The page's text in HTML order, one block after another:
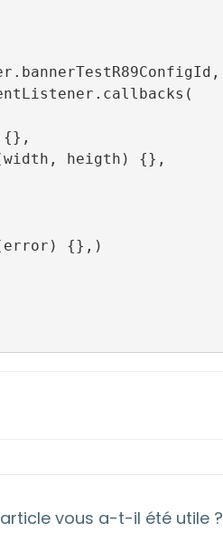
vous a-t-il été utile ?